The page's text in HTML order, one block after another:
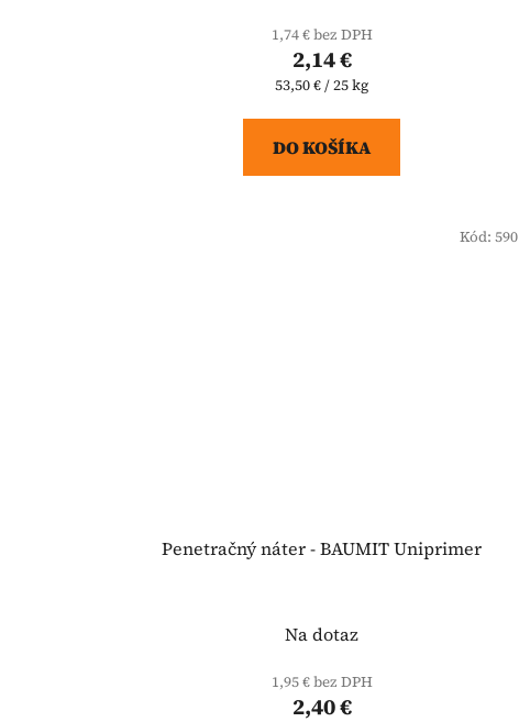
1,74 € bez DPH
2,14 €
Jednotková
53,50 € / 25 kg
DO KOŠÍKA
Penetračný náter - BAUMIT Uniprimer
Na dotaz
1,95 € bez DPH
2,40 €
Kód:590